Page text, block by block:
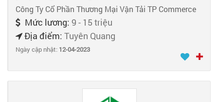
Công Ty Cổ Phần Thương Mại Vận Tải TP Commerce
Mức lương: 9 - 15 triệu
Địa điểm: Tuyên Quang
Ngày cập nhật: 12-04-2023